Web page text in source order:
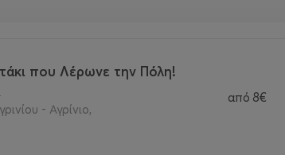
που Λέρωνε την Πόλη!
- Αγρίνιο,
από 8€